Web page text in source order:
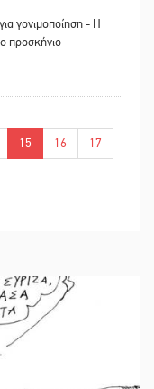
γονιμοποίηση - Η
προσκήνιο
15 16
17